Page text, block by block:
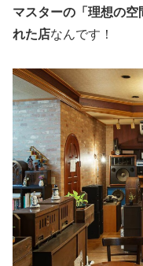
マスターの「理想の空
れた店なんです！